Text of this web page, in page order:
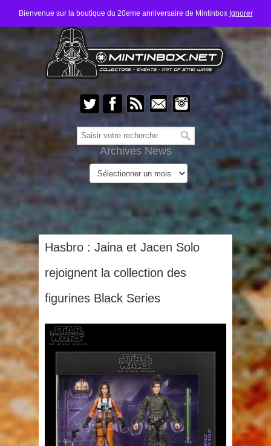
Bienvenue sur la boutique du 20eme anniversaire de Mintinbox Ignorer
Archives News
Hasbro : Jaina et Jacen Solo
rejoignent la collection des
figurines Black Series